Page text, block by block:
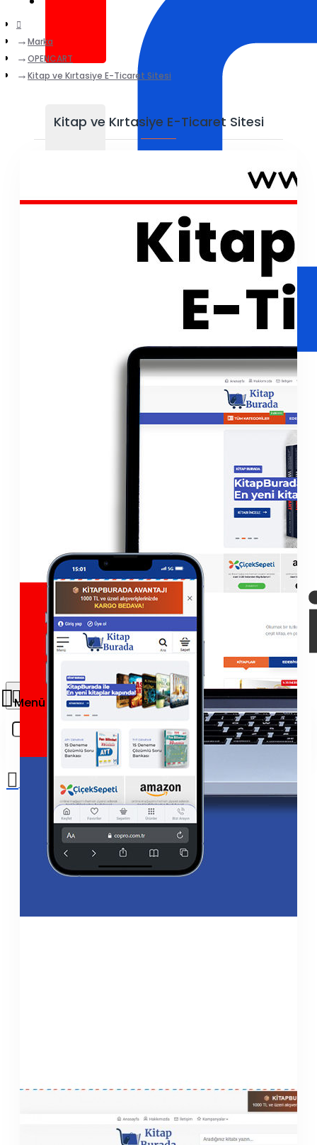
Sepetinize henüz ekleme yapmadınız!
Marka
OPENCART
Kitap ve Kırtasiye E-Ticaret Sitesi
Kitap ve Kırtasiye E-Ticaret Sitesi